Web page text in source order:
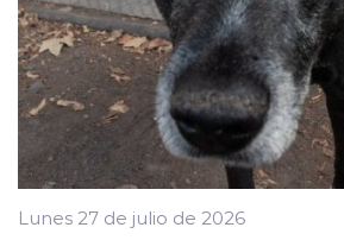
Lunes 27 de julio de 2026